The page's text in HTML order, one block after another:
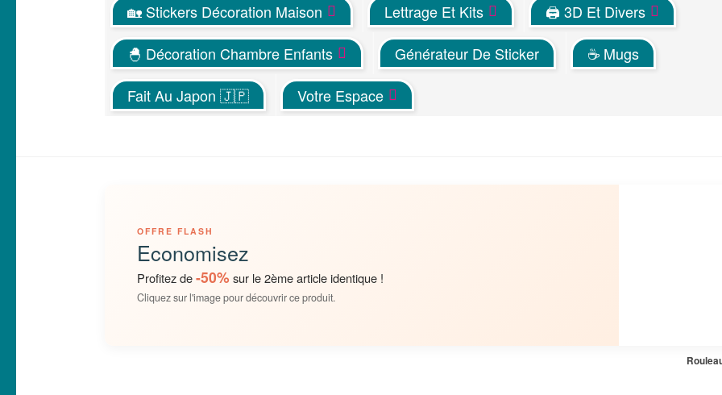
🏡 Stickers Décoration Maison
Lettrage Et Kits
🖨 3D Et Divers
🐣 Décoration Chambre Enfants
Générateur De Sticker
☕ Mugs
Fait Au Japon 🇯🇵
Votre Espace
OFFRE FLASH
Economisez
Profitez de-50%sur le 2ème article identique !
Cliquez sur l'image pour découvrir ce produit.